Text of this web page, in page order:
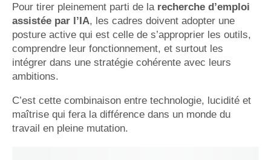
Pour tirer pleinement parti de la recherche d’emploi
assistée par l’IA, les cadres doivent adopter une
posture active qui est celle de s’approprier les outils,
comprendre leur fonctionnement, et surtout les
intégrer dans une stratégie cohérente avec leurs
ambitions.
C’est cette combinaison entre technologie, lucidité et
maîtrise qui fera la différence dans un monde du
travail en pleine mutation.